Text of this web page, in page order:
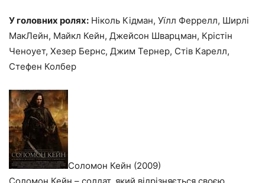
У головних ролях: Ніколь Кідман, Уїлл Феррелл, Ширлі
МакЛейн, Майкл Кейн, Джейсон Шварцман, Крістін
Ченоует, Хезер Бернс, Джим Тернер, Стів Карелл,
Стефен Колбер
Соломон Кейн (2009)